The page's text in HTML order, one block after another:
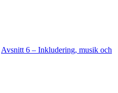
Avsnitt 6 – Inkludering, musik och